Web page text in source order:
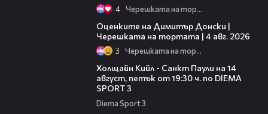
4 Черешката на тортата
Оценките на Димитър Донски |
Черешката на тортата | 4 авг. 2026
3 Черешката на тортата
Холщайн Кийл - Санкт Паули на 14
август, петък от 19:30 ч. по DIEMA
SPORT 3
Diema Sport 3